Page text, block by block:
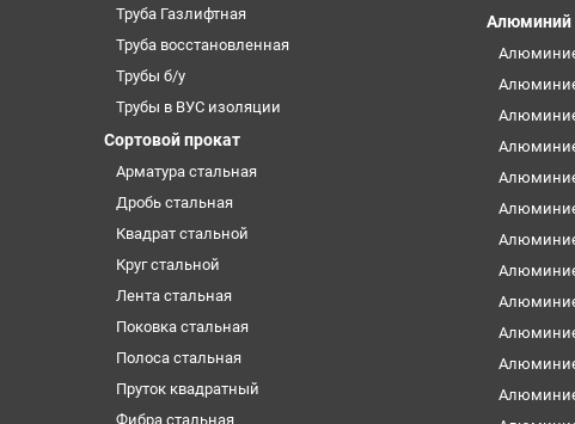
Труба Газлифтная
Труба восстановленная
Трубы б/у
Трубы в ВУС изоляции
Сортовой прокат
Арматура стальная
Дробь стальная
Квадрат стальной
Круг стальной
Лента стальная
Поковка стальная
Полоса стальная
Пруток квадратный
Фибра стальная
Алюминий